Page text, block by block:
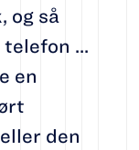
og så
...
en
den